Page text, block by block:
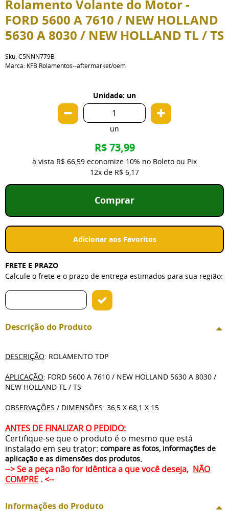
Rolamento Volante do Motor -
FORD 5600 A 7610 / NEW HOLLAND
5630 A 8030 / NEW HOLLAND TL / TS
Sku:C5NNN779B
Marca: KFB Rolamentos--aftermarket/oem
Unidade: un
un
R$ 73,99
à vista R$ 66,59 economize 10% no Boleto ou Pix
12x de R$ 6,17
Comprar
Adicionar aos Favoritos
FRETE E PRAZO
Calcule o frete e o prazo de entrega estimados para sua região:
Descrição do Produto
DESCRIÇÃO: ROLAMENTO TDP
APLICAÇÃO: FORD 5600 A 7610 / NEW HOLLAND 5630 A 8030 /
NEW HOLLAND TL / TS
OBSERVAÇÕES / DIMENSÕES: 36,5 X 68,1 X 15
ANTES DE FINALIZAR O PEDIDO:
Certifique-se que o produto é o mesmo que está
instalado em seu trator: compare as fotos, informações de
aplicação e as dimensões dos produtos.
--> Se a peça não for idêntica a que você deseja, NÃO
COMPRE . <--
Informações do Produto